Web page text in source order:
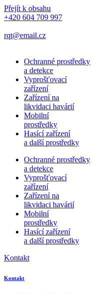
Přejít k obsahu
+420 604 709 997
rqt@email.cz
Ochranné prostředky
a detekce
Vyprošťovací
zařízení
Zařízení na
likvidaci havárií
Mobilní
prostředky
Hasící zařízení
a další prostředky
Ochranné prostředky
a detekce
Vyprošťovací
zařízení
Zařízení na
likvidaci havárií
Mobilní
prostředky
Hasící zařízení
a další prostředky
Kontakt
Kontakt